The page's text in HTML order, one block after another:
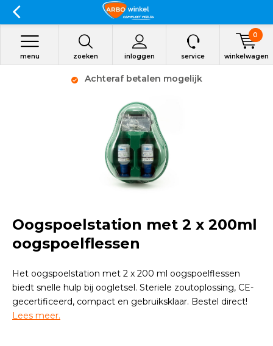
zoeken inloggen
menu service winkelwagen
0
Achteraf betalen mogelijk
Oogspoelstation met 2 x 200ml
oogspoelflessen
Het oogspoelstation met 2 x 200 ml oogspoelflessen
biedt snelle hulp bij oogletsel. Steriele zoutoplossing, CE-
gecertificeerd, compact en gebruiksklaar. Bestel direct!
Lees meer.